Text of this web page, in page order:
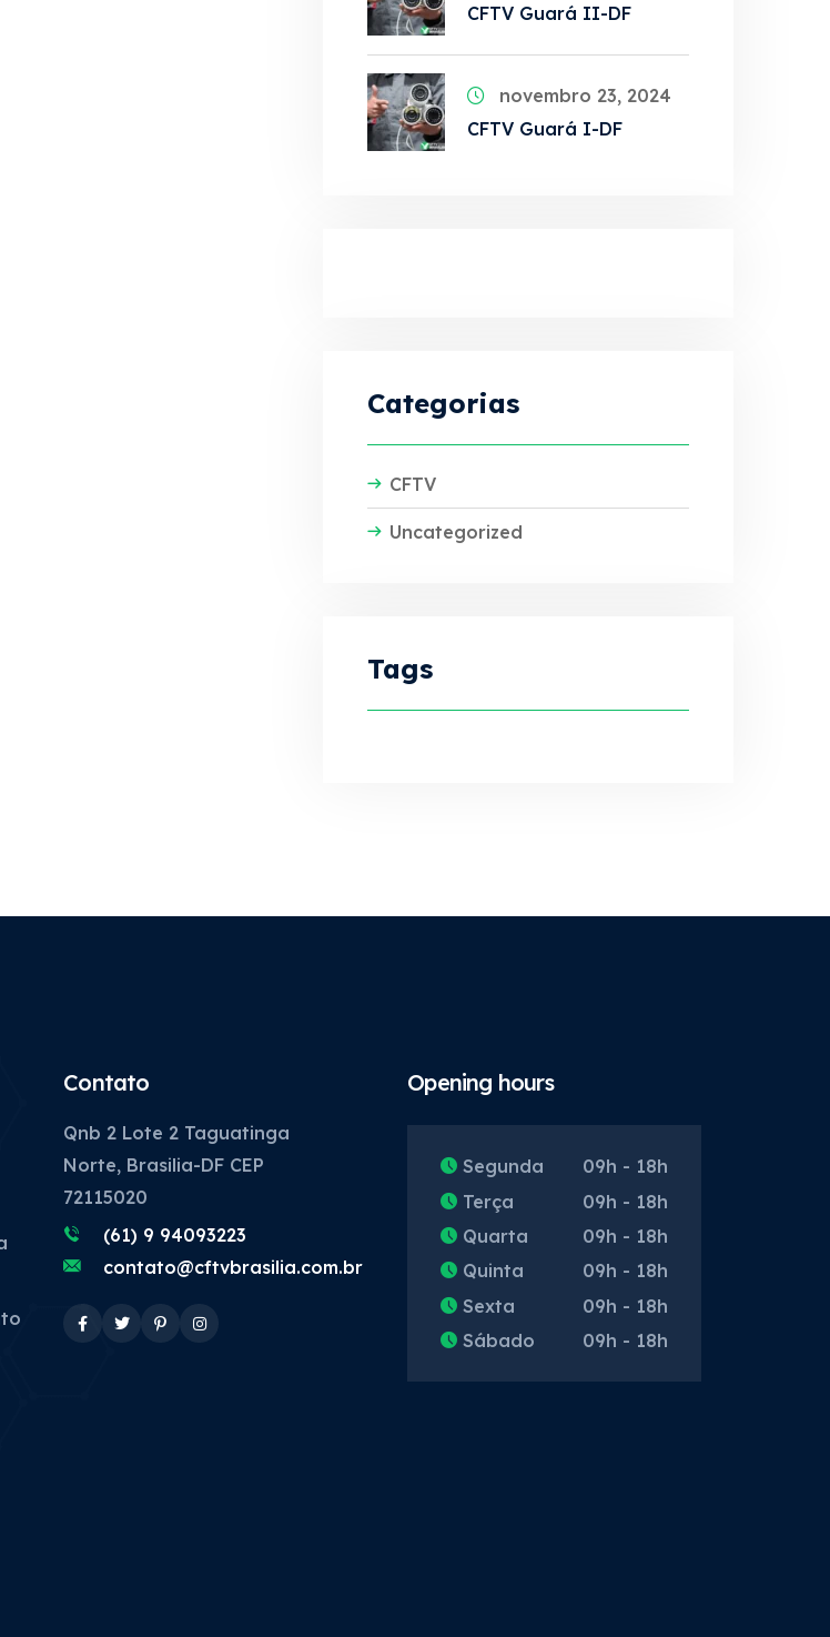
CFTV Guará II-DF
novembro 23, 2024
CFTV Guará I-DF
Categorias
CFTV
Uncategorized
Tags
Contato
Qnb 2 Lote 2 Taguatinga
Norte, Brasilia-DF CEP
72115020
(61) 9 94093223
contato@cftvbrasilia.com.br
Opening hours
Segunda
09h - 18h
Terça
09h - 18h
Quarta
09h - 18h
Quinta
09h - 18h
Sexta
09h - 18h
Sábado
09h - 18h